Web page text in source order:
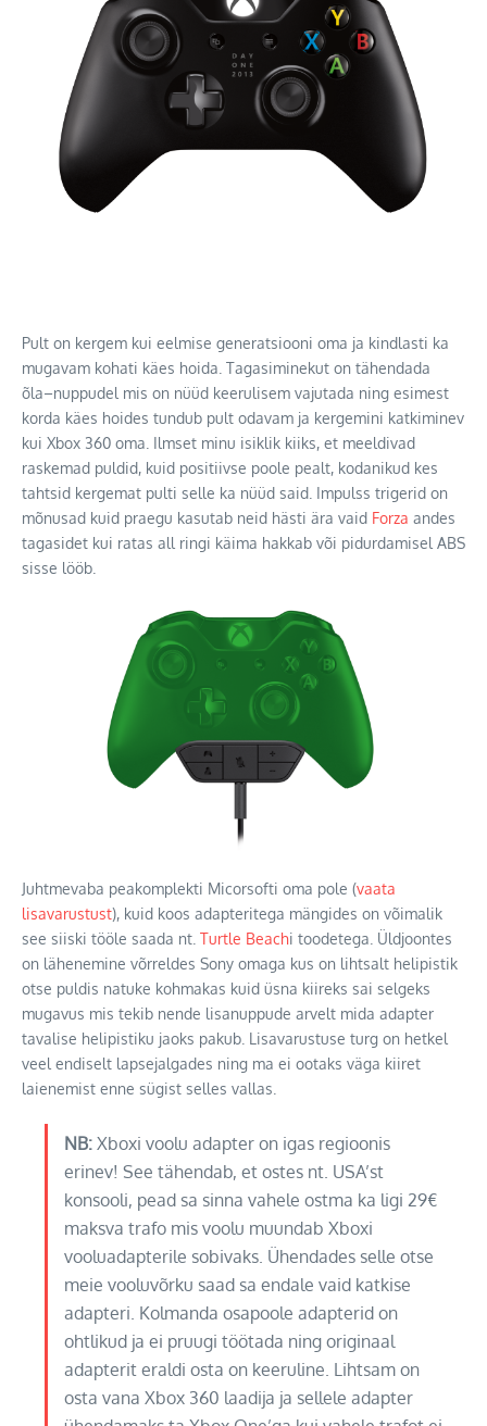
Pult on kergem kui eelmise generatsiooni oma ja kindlasti ka
mugavam kohati käes hoida. Tagasiminekut on tähendada
õla–nuppudel mis on nüüd keerulisem vajutada ning esimest
korda käes hoides tundub pult odavam ja kergemini katkiminev
kui Xbox 360 oma. Ilmset minu isiklik kiiks, et meeldivad
raskemad puldid, kuid positiivse poole pealt, kodanikud kes
tahtsid kergemat pulti selle ka nüüd said. Impulss trigerid on
mõnusad kuid praegu kasutab neid hästi ära vaid Forza andes
tagasidet kui ratas all ringi käima hakkab või pidurdamisel ABS
sisse lööb.
Juhtmevaba peakomplekti Micorsofti oma pole (vaata
lisavarustust), kuid koos adapteritega mängides on võimalik
see siiski tööle saada nt. Turtle Beachi toodetega. Üldjoontes
on lähenemine võrreldes Sony omaga kus on lihtsalt helipistik
otse puldis natuke kohmakas kuid üsna kiireks sai selgeks
mugavus mis tekib nende lisanuppude arvelt mida adapter
tavalise helipistiku jaoks pakub. Lisavarustuse turg on hetkel
veel endiselt lapsejalgades ning ma ei ootaks väga kiiret
laienemist enne sügist selles vallas.
NB: Xboxi voolu adapter on igas regioonis
erinev! See tähendab, et ostes nt. USA’st
konsooli, pead sa sinna vahele ostma ka ligi 29€
maksva trafo mis voolu muundab Xboxi
vooluadapterile sobivaks. Ühendades selle otse
meie vooluvõrku saad sa endale vaid katkise
adapteri. Kolmanda osapoole adapterid on
ohtlikud ja ei pruugi töötada ning originaal
adapterit eraldi osta on keeruline. Lihtsam on
osta vana Xbox 360 laadija ja sellele adapter